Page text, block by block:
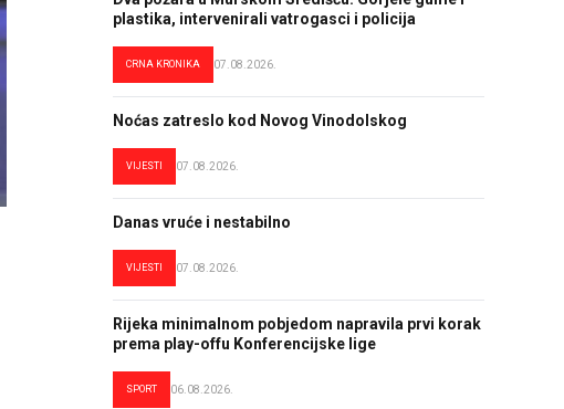
plastika, intervenirali vatrogasci i policija
CRNA KRONIKA 07.08.2026.
Noćas zatreslo kod Novog Vinodolskog
VIJESTI 07.08.2026.
Danas vruće i nestabilno
VIJESTI 07.08.2026.
Rijeka minimalnom pobjedom napravila prvi korak
prema play-offu Konferencijske lige
SPORT 06.08.2026.